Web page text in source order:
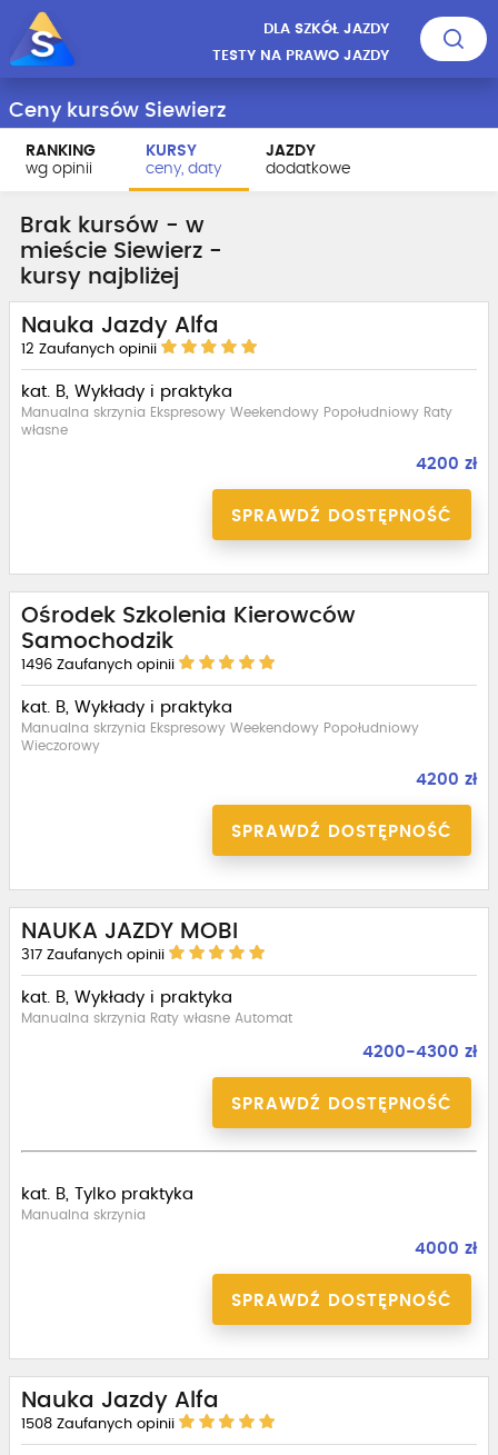
DLA SZKÓŁ JAZDY
TESTY NA PRAWO JAZDY
Ceny kursów Siewierz
RANKING
wg opinii
KURSY
ceny, daty
JAZDY
dodatkowe
Brak kursów - w
mieście Siewierz -
kursy najbliżej
Nauka Jazdy Alfa
12 Zaufanych opinii
kat. B, Wykłady i praktyka
Manualna skrzynia Ekspresowy Weekendowy Popołudniowy Raty
własne
4200 zł
SPRAWDŹ DOSTĘPNOŚĆ
Ośrodek Szkolenia Kierowców
Samochodzik
1496 Zaufanych opinii
kat. B, Wykłady i praktyka
Manualna skrzynia Ekspresowy Weekendowy Popołudniowy
Wieczorowy
4200 zł
SPRAWDŹ DOSTĘPNOŚĆ
NAUKA JAZDY MOBI
317 Zaufanych opinii
kat. B, Wykłady i praktyka
Manualna skrzynia Raty własne Automat
4200-4300 zł
SPRAWDŹ DOSTĘPNOŚĆ
kat. B, Tylko praktyka
Manualna skrzynia
4000 zł
SPRAWDŹ DOSTĘPNOŚĆ
Nauka Jazdy Alfa
1508 Zaufanych opinii